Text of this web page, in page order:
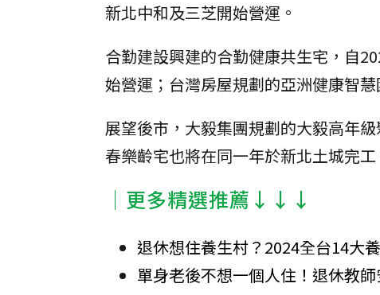
新北中和及三芝開始營運。
合勤建設興建的合勤健康共生宅，自
始營運；台灣房屋規劃的亞洲健康智
展望後市，大毅集團規劃的大毅高年
春樂齡宅也將在同一年於新北土城完工
│更多精選推薦↓↓↓
退休想住養生村？2024全台14大
單身老後不想一個人住！退休教